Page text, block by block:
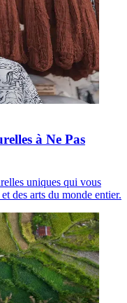
à Ne Pas
uniques qui vous
des arts du monde entier.